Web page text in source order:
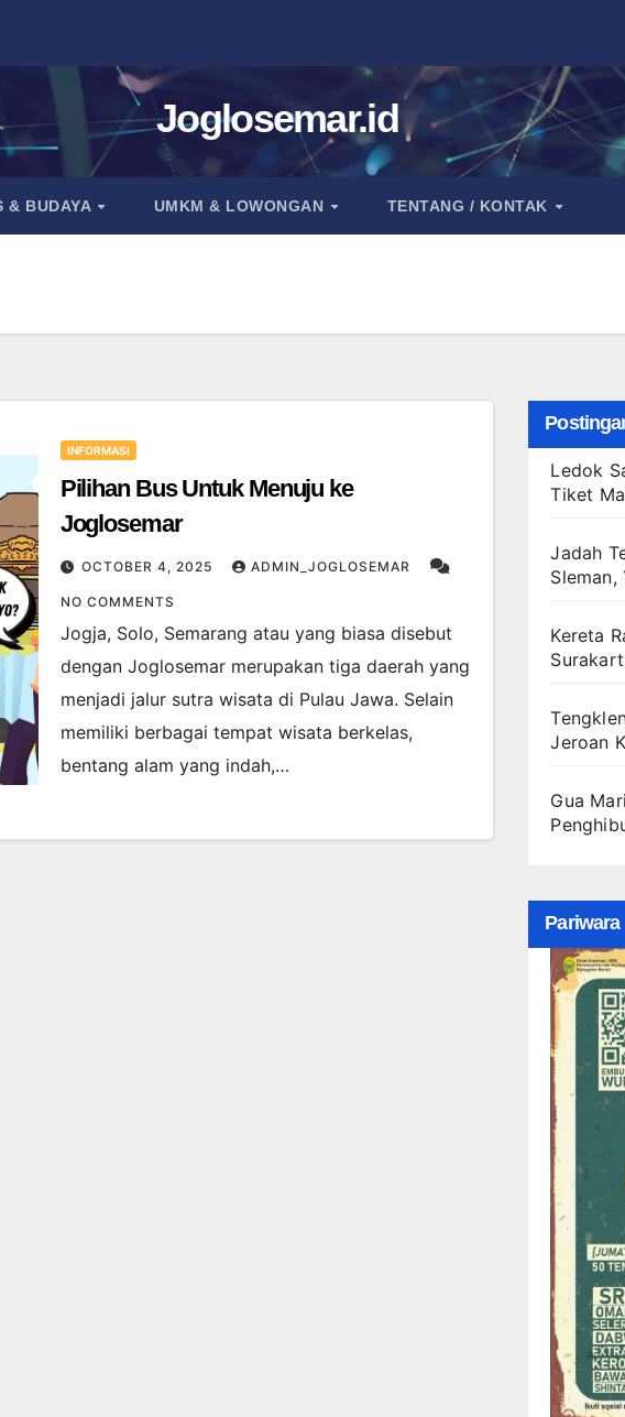
Joglosemar.id
& BUDAYA UMKM & LOWONGAN TENTANG / KONTAK
INFORMASI
Pilihan Bus Untuk Menuju ke
Joglosemar
OCTOBER 4, 2025 ADMIN_JOGLOSEMAR
NO COMMENTS
Jogja, Solo, Semarang atau yang biasa disebut
dengan Joglosemar merupakan tiga daerah yang
menjadi jalur sutra wisata di Pulau Jawa. Selain
memiliki berbagai tempat wisata berkelas,
bentang alam yang indah,…
Ledok
Tiket
Jadah
Kereta
Jeroan
Gua
Pariwara